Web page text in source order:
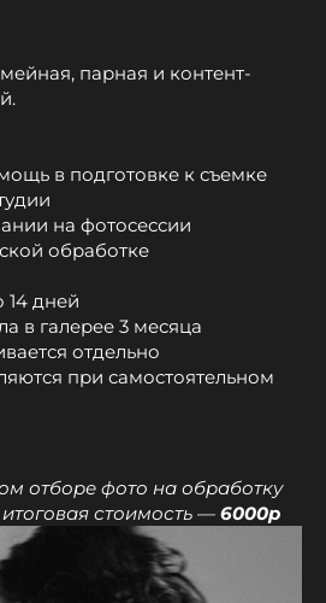
парная и контент-
в подготовке к съемке
на фотосессии
обработке
14 дней
в галерее 3 месяца
отдельно
при самостоятельном
отборе фото на обработку
стоимость — 6000р